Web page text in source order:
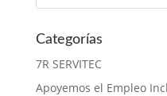
Categorías
7R SERVITEC
Apoyemos el Empleo